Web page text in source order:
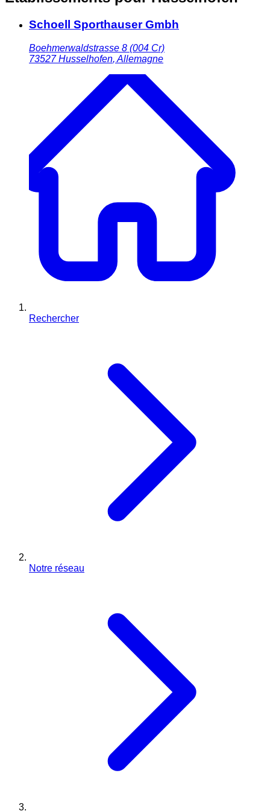
Schoell Sporthauser Gmbh
Boehmerwaldstrasse 8 (004 Cr)
73527 Husselhofen, Allemagne
Rechercher
Notre réseau